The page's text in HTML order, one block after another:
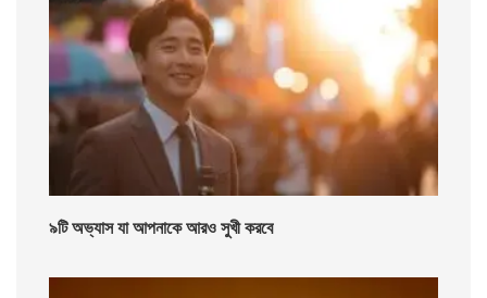
৯টি অভ্যাস যা আপনাকে আরও সুখী করবে